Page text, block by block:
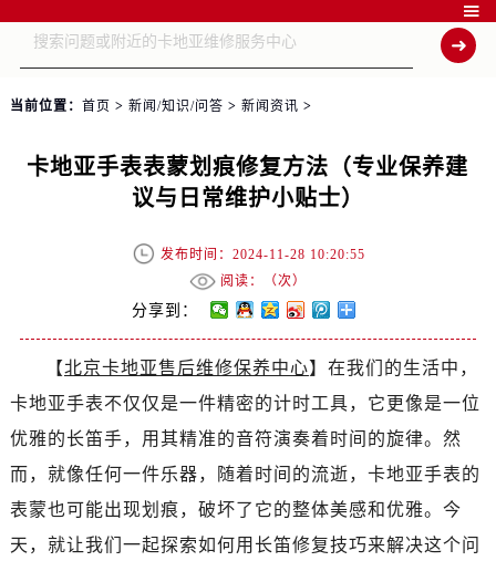

当前位置： 首页 > 新闻/知识/问答 > 新闻资讯 >
卡地亚手表表蒙划痕修复方法（专业保养建
议与日常维护小贴士）
发布时间：2024-11-28 10:20:55
阅读：（次）
分享到：
【北京卡地亚售后维修保养中心】在我们的生活中，
卡地亚手表不仅仅是一件精密的计时工具，它更像是一位
优雅的长笛手，用其精准的音符演奏着时间的旋律。然
而，就像任何一件乐器，随着时间的流逝，卡地亚手表的
表蒙也可能出现划痕，破坏了它的整体美感和优雅。今
天，就让我们一起探索如何用长笛修复技巧来解决这个问